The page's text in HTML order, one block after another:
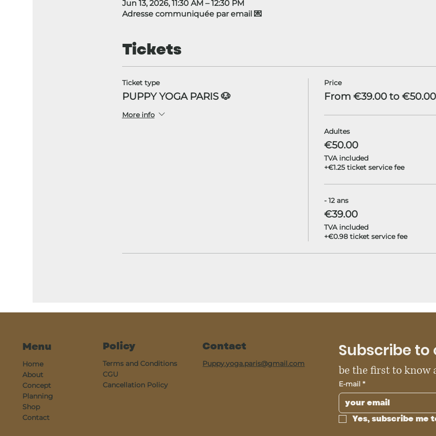
Jun 13, 2026, 11:30 AM – 12:30 PM
Adresse communiquée par email 💌
Tickets
Ticket type
PUPPY YOGA PARIS 🐶
More info
Price
From €39.00 to €50.00
Adultes
€50.00
TVA included
+€1.25 ticket service fee
- 12 ans
€39.00
TVA included
+€0.98 ticket service fee
Menu
Home
About
Concept
Planning
Shop
Contact
Policy
Terms and Conditions
CGU
Cancellation Policy
Contact
Puppy.yoga.paris@gmail.com
Subscribe
be the first to know
E-mail *
Yes, subscribe me